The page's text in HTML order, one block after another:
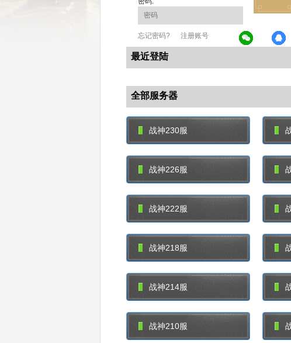
忘记密码? 注册账号
最近登陆
全部服务器
战神230服
战神226服
战神222服
战神218服
战神214服
战神210服